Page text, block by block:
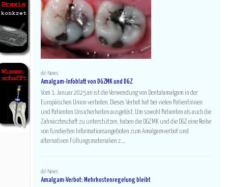
Abrechnung
Internet+EDV
Finanzen
Rechtsfragen
Fortbildung+Uni
Komplementäre Med.
Zahnerhaltung
Endodontie
Prothetik+Gnath
Implantologie
Chirurgie+Medizin
Kieferorthopädie
Ganz neu?
Hier registrieren!
dd-News
Amalgam-Infoblatt von DGZMK und DGZ
Vom 1. Januar 2025 an ist die Verwendung von Dentalamalgam in der
Europäischen Union verboten. Dieses Verbot hat bei vielen Patientinnen
und Patienten Unsicherheiten ausgelöst. Um sowohl Patienten als auch die
Zahnärzteschaft zu unterstützen, haben die DGZMK und die DGZ eine Reihe
von fundierten Informationsangeboten zum Amalgamverbot und
alternativen Füllungsmaterialien z.....
dd-News
Amalgam-Verbot: Mehrkostenregelung bleibt